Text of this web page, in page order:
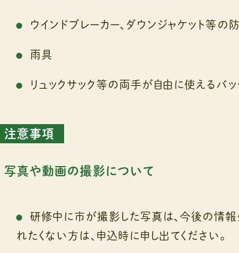
ウインドブレーカー、ダウンジャケット等の
雨具
リュックサック等の両手が自由に使えるバッ
注意事項
写真や動画の撮影について
研修中に市が撮影した写真は、今後の情
れたくない方は、申込時に申し出てください。